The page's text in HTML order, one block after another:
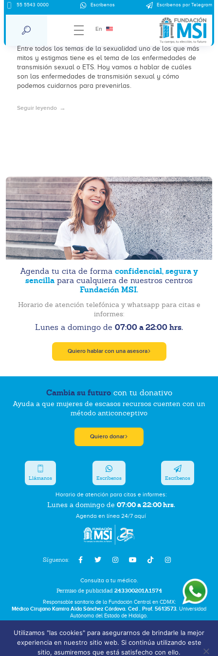
55 5543 0000 Escríbenos Escríbenos por Telegram
En
¿Cuáles son las enfermedades de
transmisión sexual?
Entre todos los temas de la sexualidad uno de los que más
mitos y estigmas tiene es el tema de las enfermedades de
transmisión sexual o ETS. Hoy vamos a hablar de cuáles
son las enfermedades de transmisión sexual y cómo
podemos cuidarnos para prevenirlas.
Seguir leyendo
Agenda tu cita de forma confidencial, segura y
sencilla para cualquiera de nuestros centros
Fundación MSI.
Horario de atención telefónica y whatsapp para citas e
informes:
Lunes a domingo de 07:00 a 22:00 hrs.
Quiero hablar con una asesora
Cambia su futurocon tu donativo
Ayuda a que mujeres de escasos recursos cuenten con un
método anticonceptivo
Quiero donar
Síguenos:
Horario de atención para citas e informes:
Lunes a domingo de 07:00 a 22:00 hrs.
Agenda en línea 24/7 aquí
Llámanos Escríbenos Escríbenos
Consulta a tu médico.
Permiso de publicidad 243300201A1574
Responsable sanitario de la Fundación Central en CDMX:
Médico Cirujano Kamira Aída Sánchez Córdova. Ced . Prof. 5613573. Universidad
Autónoma del Estado de Hidalgo.
Términos y Condiciones
Bolsa de Trabajo
Utilizamos "las cookies" para asegurarnos de brindarle la mejor
experiencia en nuestro sitio web. Si continúa utilizando este
sitio, asumiremos que está satisfecho con ello.